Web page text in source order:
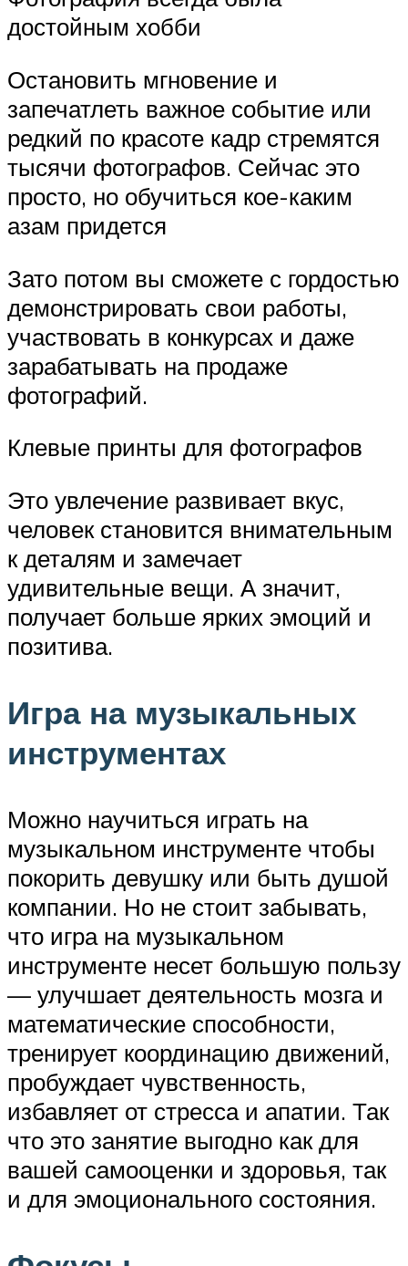
достойным хобби
Остановить мгновение и
запечатлеть важное событие или
редкий по красоте кадр стремятся
тысячи фотографов. Сейчас это
просто, но обучиться кое-каким
азам придется
Зато потом вы сможете с гордостью
демонстрировать свои работы,
участвовать в конкурсах и даже
зарабатывать на продаже
фотографий.
Клевые принты для фотографов
Это увлечение развивает вкус,
человек становится внимательным
к деталям и замечает
удивительные вещи. А значит,
получает больше ярких эмоций и
позитива.
Игра на музыкальных
инструментах
Можно научиться играть на
музыкальном инструменте чтобы
покорить девушку или быть душой
компании. Но не стоит забывать,
что игра на музыкальном
инструменте несет большую пользу
— улучшает деятельность мозга и
математические способности,
тренирует координацию движений,
пробуждает чувственность,
избавляет от стресса и апатии. Так
что это занятие выгодно как для
вашей самооценки и здоровья, так
и для эмоционального состояния.